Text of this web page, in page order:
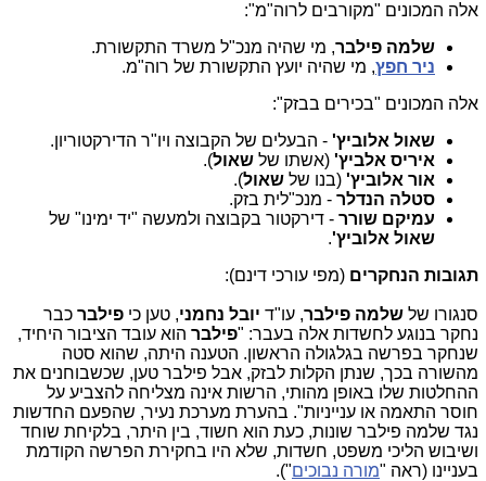
אלה המכונים "מקורבים לרוה"מ":
שלמה פילבר, מי שהיה מנכ"ל משרד התקשורת.
ניר חפץ, מי שהיה יועץ התקשורת של רוה"מ.
אלה המכונים "בכירים בבזק":
שאול אלוביץ' - הבעלים של הקבוצה ויו"ר הדירקטוריון.
איריס אלביץ' (אשתו של שאול).
אור אלוביץ' (בנו של שאול).
סטלה הנדלר - מנכ"לית בזק.
עמיקם שורר - דירקטור בקבוצה ולמעשה "יד ימינו" של
שאול אלוביץ'.
תגובות הנחקרים (מפי עורכי דינם):
סנגורו של שלמה פילבר, עו"ד יובל נחמני, טען כי פילבר כבר
נחקר בנוגע לחשדות אלה בעבר: "פילבר הוא עובד הציבור היחיד,
שנחקר בפרשה בגלגולה הראשון. הטענה היתה, שהוא סטה
מהשורה בכך, שנתן הקלות לבזק, אבל פילבר טען, שכשבוחנים את
ההחלטות שלו באופן מהותי, הרשות אינה מצליחה להצביע על
חוסר התאמה או ענייניות". בהערת מערכת נעיר, שהפעם החדשות
נגד שלמה פילבר שונות, כעת הוא חשוד, בין היתר, בלקיחת שוחד
ושיבוש הליכי משפט, חשדות, שלא היו בחקירת הפרשה הקודמת
בעניינו (ראה "מורה נבוכים").